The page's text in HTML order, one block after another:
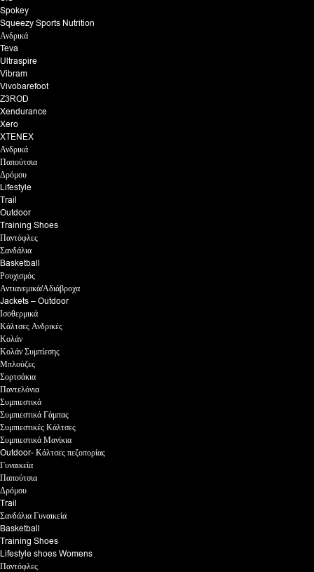
Spokey
Squeezy Sports Nutrition
Ανδρικά
Teva
Ultraspire
Vibram
Vivobarefoot
Z3ROD
Xendurance
Xero
XTENEX
Ανδρικά
Παπούτσια
Δρόμου
Lifestyle
Trail
Outdoor
Training Shoes
Παντόφλες
Σανδάλια
Basketball
Ρουχισμός
Αντιανεμικά/Αδιάβροχα
Jackets – Outdoor
Ισοθερμικά
Κάλτσες Ανδρικές
Κολάν
Κολάν Συμπίεσης
Μπλούζες
Σορτσάκια
Παντελόνια
Συμπιεστικά
Συμπιεστικά Γάμπας
Συμπιεστικές Κάλτσες
Συμπιεστικά Μανίκια
Outdoor- Κάλτσες πεζοπορίας
Γυναικεία
Παπούτσια
Δρόμου
Trail
Σανδάλια Γυναικεία
Basketball
Training Shoes
Lifestyle shoes Womens
Παντόφλες